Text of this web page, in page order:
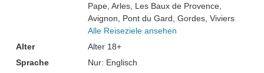
Pape , Arles , Les Baux de Provence
Avignon , Pont du Gard , Gordes , Viviers
Alle Reiseziele ansehen
Alter
Alter 18+
Sprache
Nur: Englisch